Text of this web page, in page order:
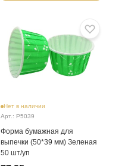
Нет в наличии
Арт.: P5039
Форма бумажная для
выпечки (50*39 мм) Зеленая
50 шт/уп